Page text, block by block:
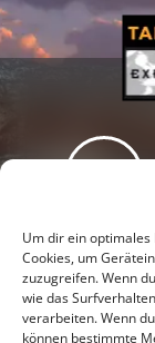
Um dir ein optimales
Cookies, um
zuzugreifen. Wenn
wie das
verarbeiten. Wenn
können bestimmte
Newsletter